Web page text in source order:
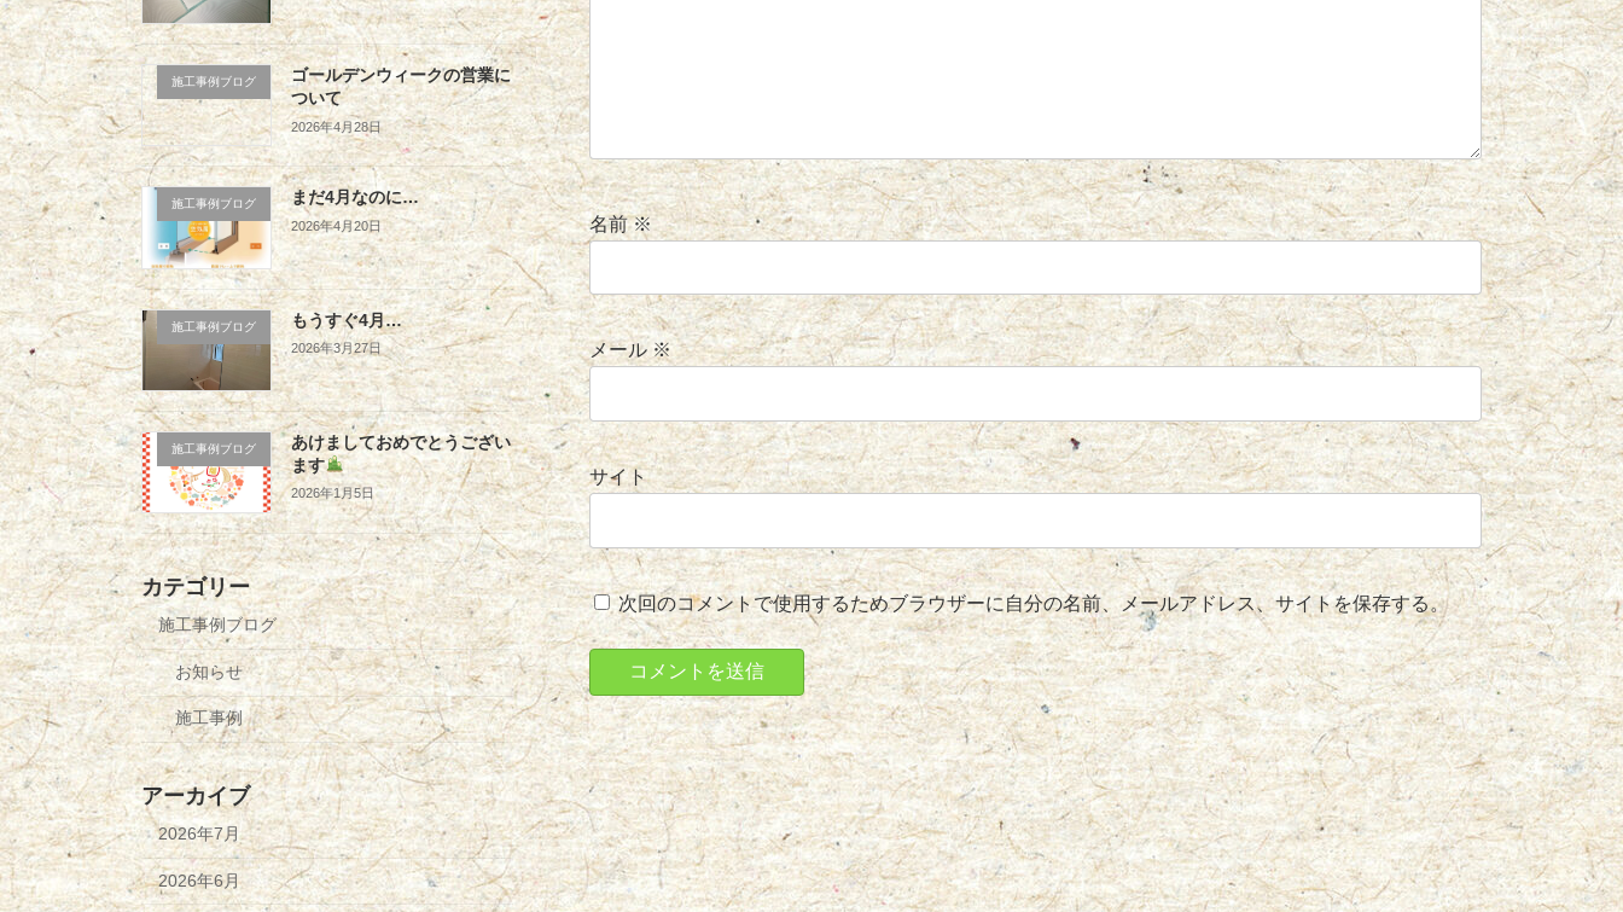
名前※
メール ※
サイト
次回のコメントで使用するためブラウザーに自分の名前、メールアドレス、サイトを保存する。
施工事例ブログ
ゴールデンウィークの営業に
ついて
2026年4月28日
施工事例ブログ まだ4月なのに…
2026年4月20日
施工事例ブログ もうすぐ4月…
2026年3月27日
施工事例ブログ
あけましておめでとうござい
ます
2026年1月5日
カテゴリー
施工事例ブログ
お知らせ
施工事例
アーカイブ
2026年7月
2026年6月